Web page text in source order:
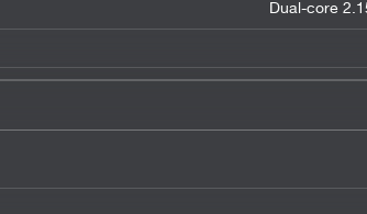
Dual-core